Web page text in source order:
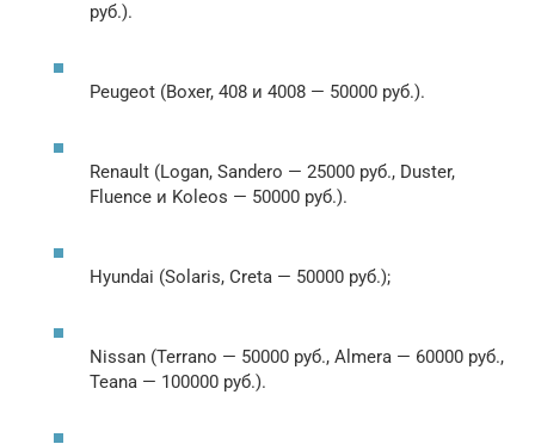
руб.).
Peugeot (Boxer, 408 и 4008 — 50000 руб.).
Renault (Logan, Sandero — 25000 руб., Duster,
Fluence и Koleos — 50000 руб.).
Hyundai (Solaris, Creta — 50000 руб.);
Nissan (Terrano — 50000 руб., Almera — 60000 руб.,
Teana — 100000 руб.).